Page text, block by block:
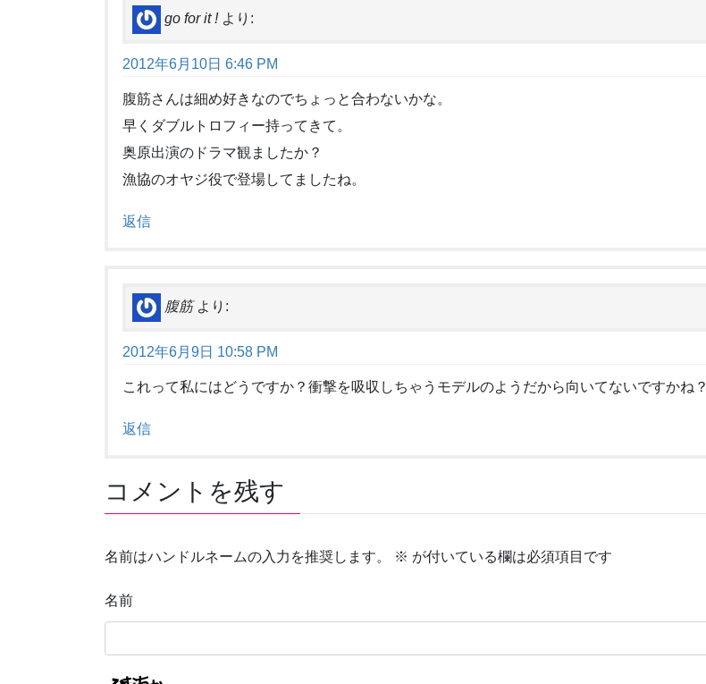
go for it ! より:
2012年6月10日 6:46 PM
腹筋さんは細め好きなのでちょっと合わないかな。
早くダブルトロフィー持ってきて。
奥原出演のドラマ観ましたか？
漁協のオヤジ役で登場してましたね。
返信
腹筋 より:
2012年6月9日 10:58 PM
これって私にはどうですか？衝撃を吸収しちゃうモデルのようだから向いてないですかね？
返信
コメントを残す
名前はハンドルネームの入力を推奨します。 ※ が付いている欄は必須項目です
名前